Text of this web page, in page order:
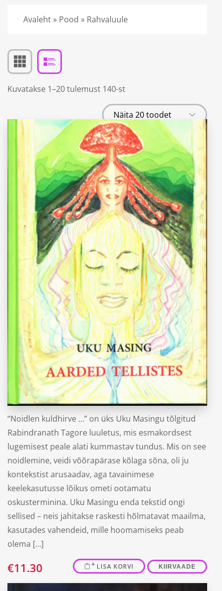
Avaleht » Pood » Rahvaluule
Kuvatakse 1–20 tulemust 140-st
“Aarded tellistes”
Uku Masing
“Noidlen kuldhirve …” on üks Uku Masingu tõlgitud
Rabindranath Tagore luuletus, mis esmakordsest
lugemisest peale alati kummastav tundus. Mis on see
noidlemine, veidi võõrapärase kõlaga sõna, oli ju
kontekstist arusaadav, aga tavainimese
keelekasutusse lõikus ometi ootamatu
oskusterminina. Uku Masingu enda tekstid ongi
sellised – neis jahitakse raskesti hõlmatavat maailma,
kasutades vahendeid, mille hoomamiseks peab
olema […]
€11.30 LISA KORVI KIIRVAADE